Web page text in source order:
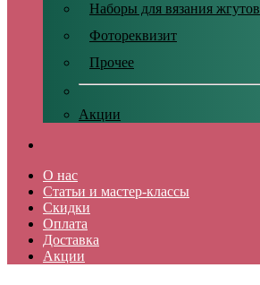
Наборы для вязания жгутов
Фотореквизит
Прочее
Акции
О нас
Статьи и мастер-классы
Скидки
Оплата
Доставка
Акции